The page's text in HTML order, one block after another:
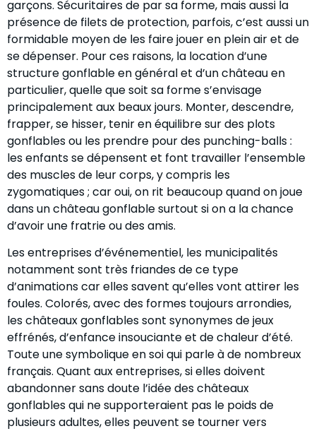
garçons. Sécuritaires de par sa forme, mais aussi la
présence de filets de protection, parfois, c’est aussi un
formidable moyen de les faire jouer en plein air et de
se dépenser. Pour ces raisons, la location d’une
structure gonflable en général et d’un château en
particulier, quelle que soit sa forme s’envisage
principalement aux beaux jours. Monter, descendre,
frapper, se hisser, tenir en équilibre sur des plots
gonflables ou les prendre pour des punching-balls :
les enfants se dépensent et font travailler l’ensemble
des muscles de leur corps, y compris les
zygomatiques ; car oui, on rit beaucoup quand on joue
dans un château gonflable surtout si on a la chance
d’avoir une fratrie ou des amis.
Les entreprises d’événementiel, les municipalités
notamment sont très friandes de ce type
d’animations car elles savent qu’elles vont attirer les
foules. Colorés, avec des formes toujours arrondies,
les châteaux gonflables sont synonymes de jeux
effrénés, d’enfance insouciante et de chaleur d’été.
Toute une symbolique en soi qui parle à de nombreux
français. Quant aux entreprises, si elles doivent
abandonner sans doute l’idée des châteaux
gonflables qui ne supporteraient pas le poids de
plusieurs adultes, elles peuvent se tourner vers